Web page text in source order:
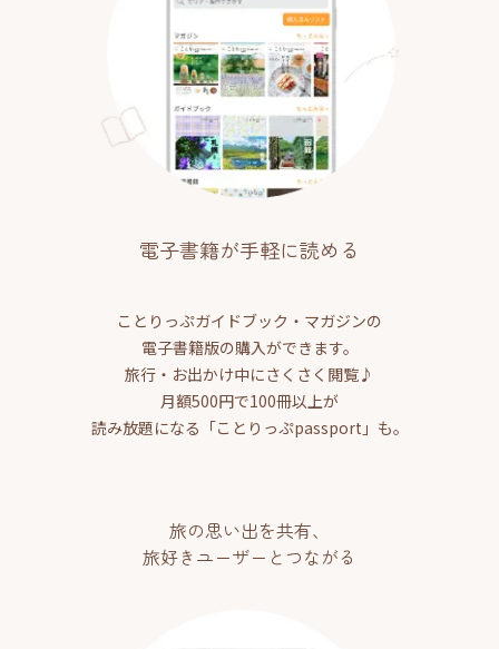
電子書籍が手軽に読める
ことりっぷガイドブック・マガジンの
電子書籍版の購入ができます。
旅行・お出かけ中にさくさく閲覧♪
月額500円で100冊以上が
読み放題になる「ことりっぷpassport」も。
旅の思い出を共有、
旅好きユーザーとつながる